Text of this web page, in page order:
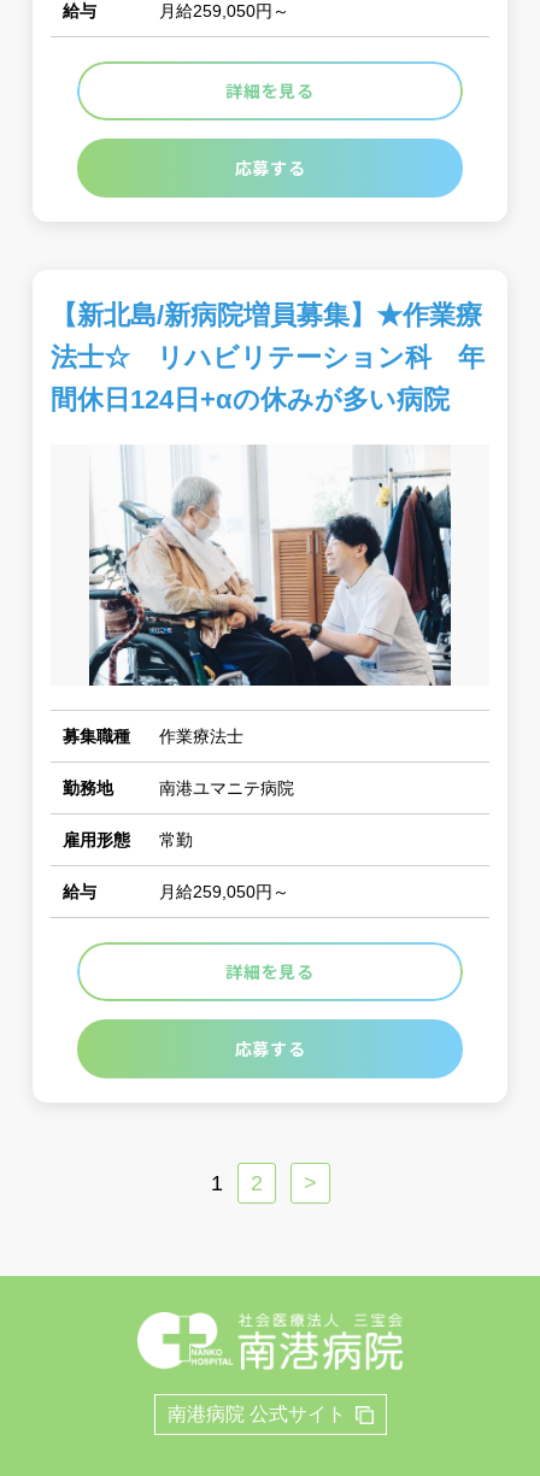
給与 月給259,050円～
詳細を見る
応募する
【新北島/新病院増員募集】★作業療
法士☆ リハビリテーション科 年
間休日124日+αの休みが多い病院
募集職種 作業療法士
勤務地 南港ユマニテ病院
雇用形態 常勤
給与 月給259,050円～
詳細を見る
応募する
1 2 >
南港病院 公式サイト